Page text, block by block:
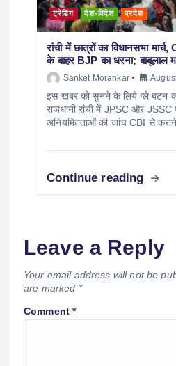
ट्रेंडिंग देश-विदेश प्रदेश
रांची में छात्रों का विधानसभा
के बाहर BJP का धरना; बाबूलाल
Sanket Morankar
इस खबर को सुनने के लिये प्ले बटन
राजधानी रांची में JPSC और JSSC
अनियमितताओं की जांच CBI से कराने
Continue reading
Leave a Reply
Your email address will not be
are marked *
Comment*